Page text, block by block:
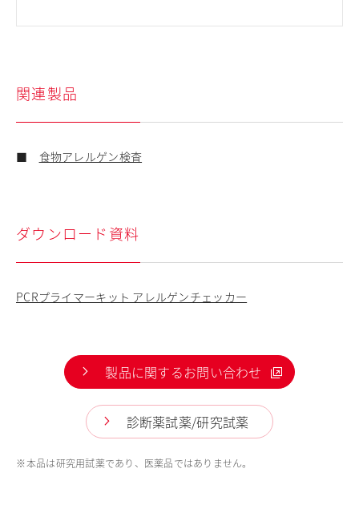
関連製品
■ 食物アレルゲン検査
ダウンロード資料
PCRプライマーキット アレルゲンチェッカー
製品に関するお問い合わせ
診断薬試薬/研究試薬
※本品は研究用試薬であり、医薬品ではありません。